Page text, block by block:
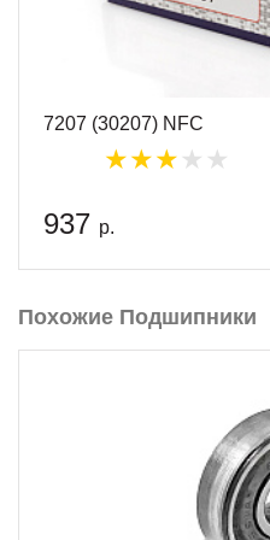
7207 (30207) NFC
937 р.
Похожие Подшипники